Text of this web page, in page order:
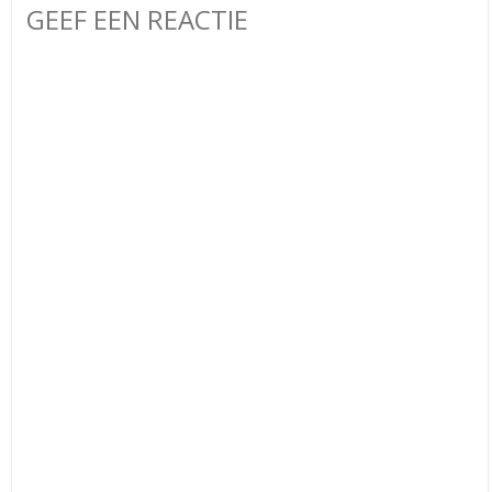
GEEF EEN REACTIE